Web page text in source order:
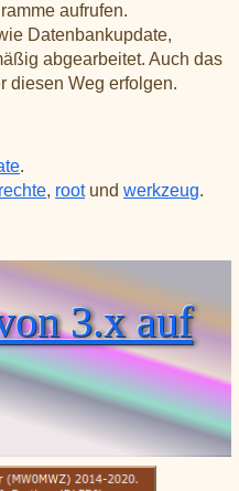
aufrufen.
Datenbankupdate,
abgearbeitet. Auch das
diesen Weg erfolgen.
.
rechte, rootundwerkzeug.
des PI
3.x auf